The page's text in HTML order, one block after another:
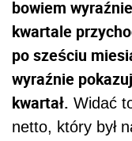
bowiem
kwartale
po sześciu
wyraźnie
kwartał. Widać
netto, który był